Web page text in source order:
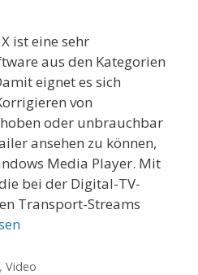
ist eine sehr
aus den Kategorien
eignet es sich
von
oder unbrauchbar
ansehen zu können,
Media Player. Mit
bei der Digital-TV-
Transport-Streams
, Video